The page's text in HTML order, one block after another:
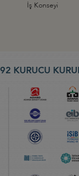
İş Konseyi
92 KURUCU